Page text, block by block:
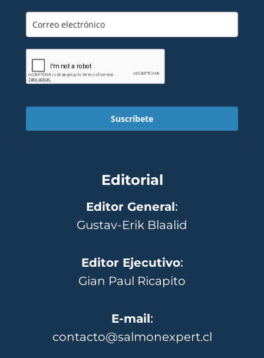
Suscríbete
Editorial
Editor General:
Gustav-Erik Blaalid
Editor Ejecutivo:
Gian Paul Ricapito
E-mail:
contacto@salmonexpert.cl